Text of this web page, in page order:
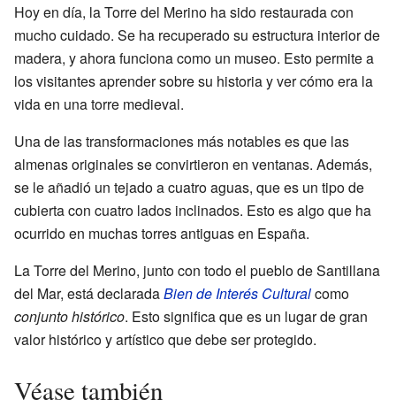
Hoy en día, la Torre del Merino ha sido restaurada con
mucho cuidado. Se ha recuperado su estructura interior de
madera, y ahora funciona como un museo. Esto permite a
los visitantes aprender sobre su historia y ver cómo era la
vida en una torre medieval.
Una de las transformaciones más notables es que las
almenas originales se convirtieron en ventanas. Además,
se le añadió un tejado a cuatro aguas, que es un tipo de
cubierta con cuatro lados inclinados. Esto es algo que ha
ocurrido en muchas torres antiguas en España.
La Torre del Merino, junto con todo el pueblo de Santillana
del Mar, está declaradaBien de Interés Culturalcomo
conjunto histórico. Esto significa que es un lugar de gran
valor histórico y artístico que debe ser protegido.
Véase también